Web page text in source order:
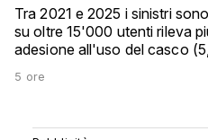
Tra 2021 e 2025 i sinistri
su oltre 15'000 utenti rileva
adesione all'uso del casco
5 ore